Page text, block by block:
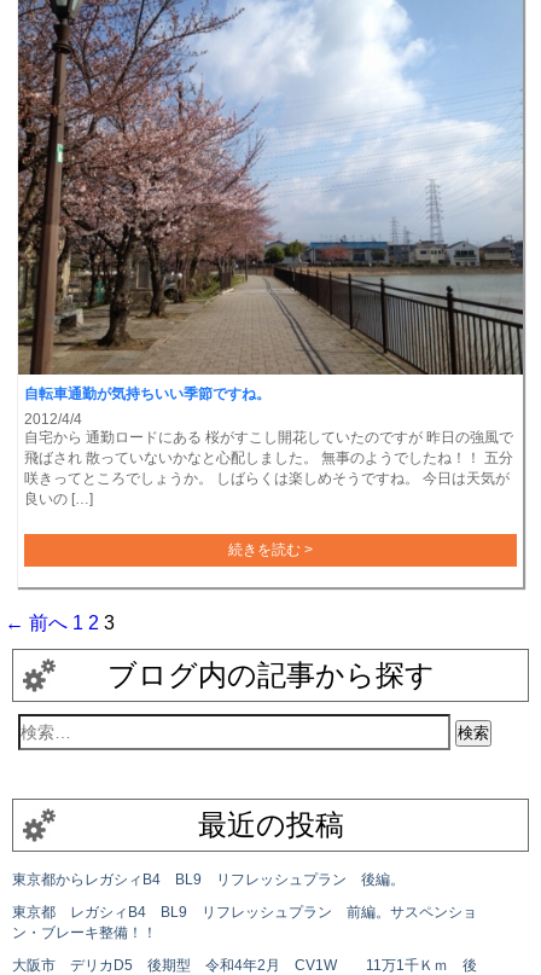
自転車通勤が気持ちいい季節ですね。
2012/4/4
自宅から 通勤ロードにある 桜がすこし開花していたのですが 昨日の強風で
飛ばされ 散っていないかなと心配しました。 無事のようでしたね！！ 五分
咲きってところでしょうか。 しばらくは楽しめそうですね。 今日は天気が
良いの […]
続きを読む >
← 前へ 1 2 3
ブログ内の記事から探す
最近の投稿
東京都からレガシィB4 BL9 リフレッシュプラン 後編。
東京都 レガシィB4 BL9 リフレッシュプラン 前編。サスペンショ
ン・ブレーキ整備！！
大阪市 デリカD5 後期型 令和4年2月 CV1W 11万1千Ｋｍ 後